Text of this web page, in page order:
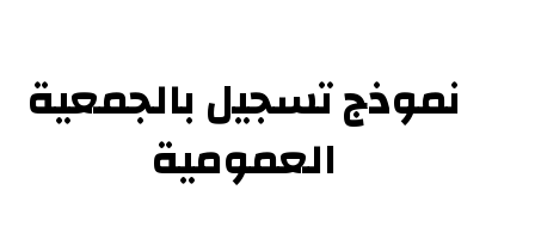
نموذج تسجيل بالجمعية
العمومية